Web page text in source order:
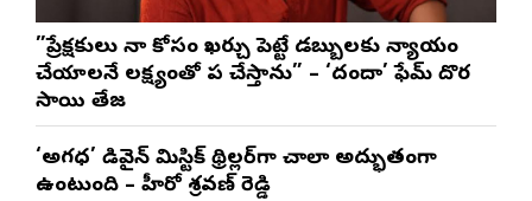
”ప్రేక్షకులు నా కోసం ఖర్చు పెట్టే డబ్బులకు న్యాయం
చేయాలనే లక్ష్యంతో పని చేస్తాను” – ‘దందా’ ఫేమ్ దొర
సాయి తేజ
‘అగధ’ డివైన్ మిస్టిక్ థ్రిల్లర్‌గా చాలా అద్భుతంగా
ఉంటుంది – హీరో శ్రవణ్ రెడ్డి